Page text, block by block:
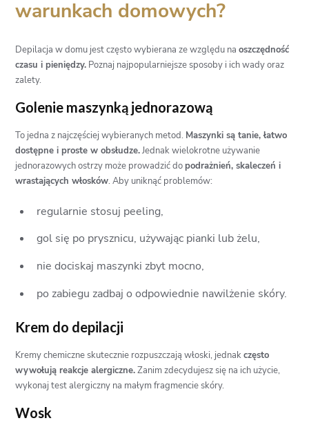
warunkach domowych?
Depilacja w domu jest często wybierana ze względu naoszczędność
czasu i pieniędzy. Poznaj najpopularniejsze sposoby i ich wady oraz
zalety.
Golenie maszynką jednorazową
To jedna z najczęściej wybieranych metod. Maszynki są tanie, łatwo
dostępne i proste w obsłudze.Jednak wielokrotne używanie
jednorazowych ostrzy może prowadzić dopodrażnień, skaleczeń i
wrastających włosków. Aby uniknąć problemów:
regularnie stosuj peeling,
gol się po prysznicu, używając pianki lub żelu,
nie dociskaj maszynki zbyt mocno,
po zabiegu zadbaj o odpowiednie nawilżenie skóry.
Krem do depilacji
Kremy chemiczne skutecznie rozpuszczają włoski, jednakczęsto
wywołują reakcje alergiczne.Zanim zdecydujesz się na ich użycie,
wykonaj test alergiczny na małym fragmencie skóry.
Wosk